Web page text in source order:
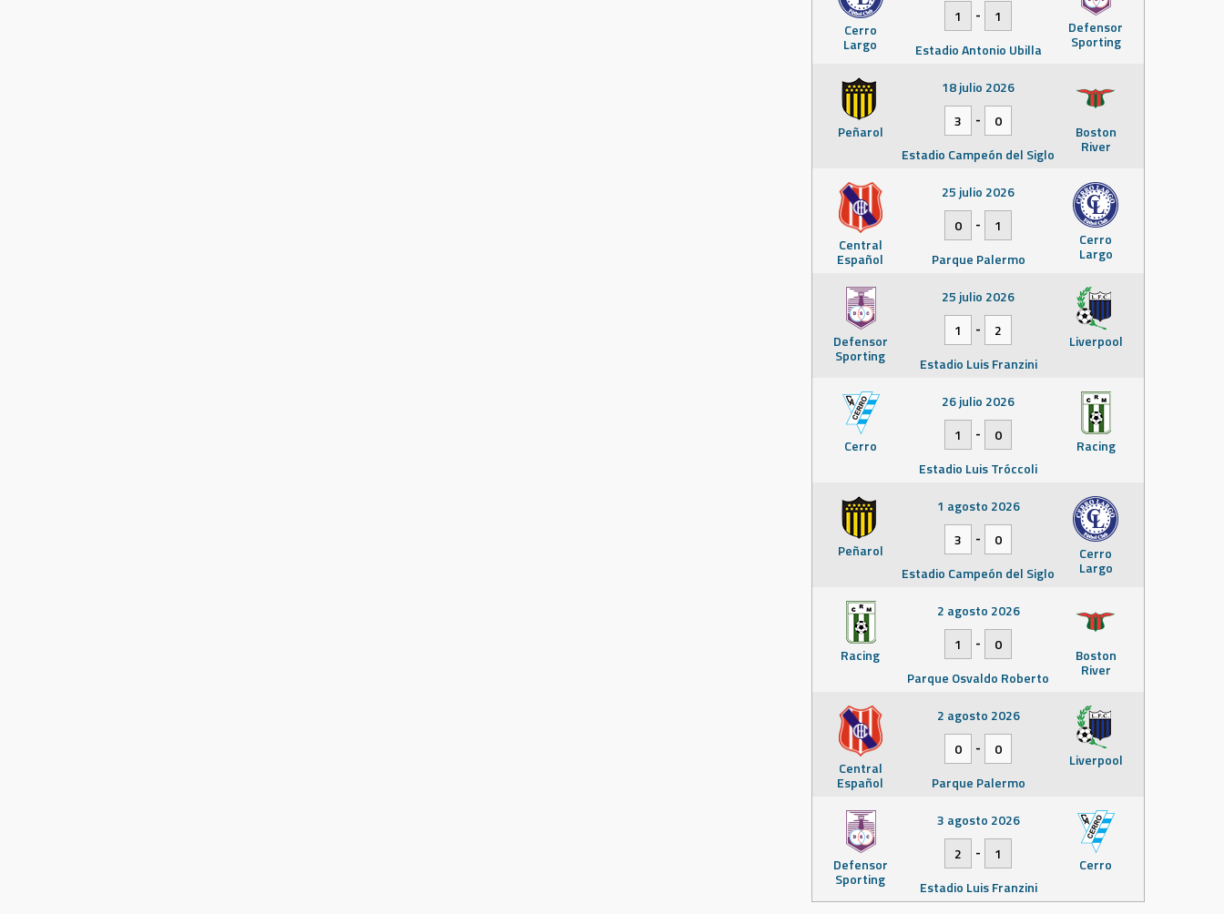
Cerro
Largo
Defensor
Sporting
1
-
1
Estadio Antonio Ubilla
Peñarol Boston
River
18 julio 2026
3
-
0
Estadio Campeón del Siglo
Central
Español
Cerro
Largo
25 julio 2026
0
-
1
Parque Palermo
Defensor
Sporting
Liverpool
25 julio 2026
1
-
2
Estadio Luis Franzini
Cerro Racing
26 julio 2026
1
-
0
Estadio Luis Tróccoli
Peñarol Cerro
Largo
1 agosto 2026
3
-
0
Estadio Campeón del Siglo
Racing Boston
River
2 agosto 2026
1
-
0
Parque Osvaldo Roberto
Central
Español
Liverpool
2 agosto 2026
0
-
0
Parque Palermo
Defensor
Sporting
Cerro
3 agosto 2026
2
-
1
Estadio Luis Franzini